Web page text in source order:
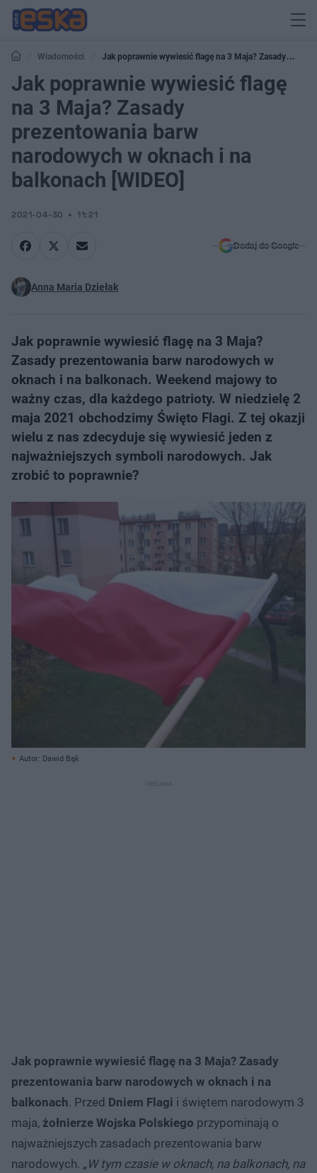
Wiadomości
Jak poprawnie wywiesić flagę na 3 Maja? Zasady
prezentowania barw narodowych w oknach i na balkonach [WIDEO]
Jak poprawnie wywiesić flagę
na 3 Maja? Zasady
prezentowania barw
narodowych w oknach i na
balkonach [WIDEO]
2021-04-30 11:21
Dodaj do Google
Anna Maria Dziełak
Jak poprawnie wywiesić flagę na 3 Maja?
Zasady prezentowania barw narodowych w
oknach i na balkonach. Weekend majowy to
ważny czas, dla każdego patrioty. W niedzielę 2
maja 2021 obchodzimy Święto Flagi. Z tej okazji
wielu z nas zdecyduje się wywiesić jeden z
najważniejszych symboli narodowych. Jak
zrobić to poprawnie?
Autor: Dawid Bąk
Jak poprawnie wywiesić flagę na 3 Maja? Zasady
prezentowania barw narodowych w oknach i na
balkonach. Przed Dniem Flagi i świętem narodowym 3
maja, żołnierze Wojska Polskiego przypominają o
najważniejszych zasadach prezentowania barw
narodowych. „W tym czasie w oknach, na balkonach, na